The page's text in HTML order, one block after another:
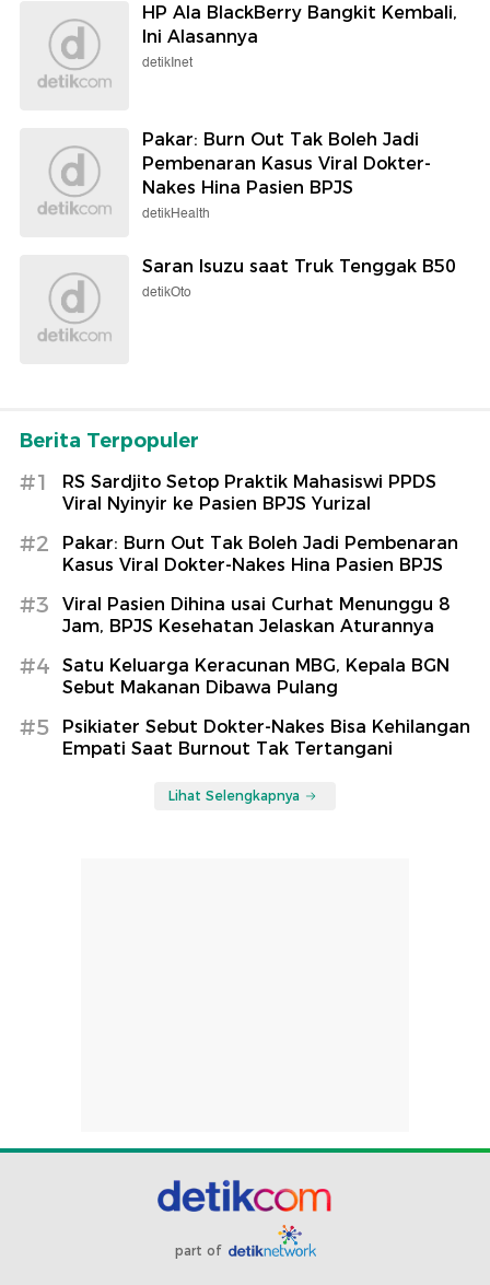
HP Ala BlackBerry Bangkit Kembali,
Ini Alasannya
detikInet
Pakar: Burn Out Tak Boleh Jadi
Pembenaran Kasus Viral Dokter-
Nakes Hina Pasien BPJS
detikHealth
Saran Isuzu saat Truk Tenggak B50
detikOto
Berita Terpopuler
#1
RS Sardjito Setop Praktik Mahasiswi PPDS
Viral Nyinyir ke Pasien BPJS Yurizal
#2
Pakar: Burn Out Tak Boleh Jadi Pembenaran
Kasus Viral Dokter-Nakes Hina Pasien BPJS
#3
Viral Pasien Dihina usai Curhat Menunggu 8
Jam, BPJS Kesehatan Jelaskan Aturannya
#4
Satu Keluarga Keracunan MBG, Kepala BGN
Sebut Makanan Dibawa Pulang
#5
Psikiater Sebut Dokter-Nakes Bisa Kehilangan
Empati Saat Burnout Tak Tertangani
Lihat Selengkapnya
part of